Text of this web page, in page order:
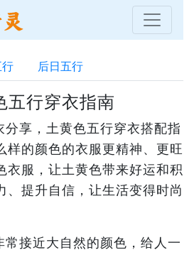
后日五行
五行穿衣指南
分享，土黄色五行穿衣搭配指
样的颜色的衣服更精神、更旺
衣服，让土黄色带来好运和积
、提升自信，让生活变得时尚
常接近大自然的颜色，给人一